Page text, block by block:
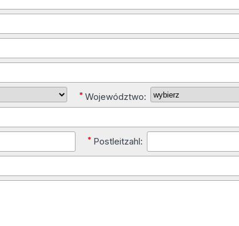
*Województwo:
* Postleitzahl: